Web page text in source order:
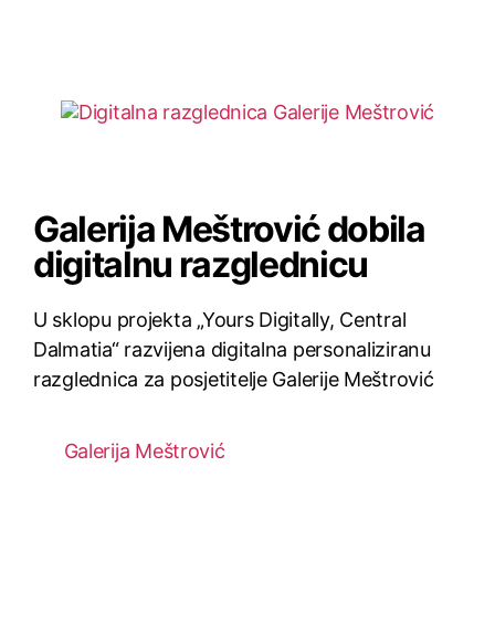
Galerija Meštrović dobila
digitalnu razglednicu
U sklopu projekta „Yours Digitally, Central
Dalmatia“ razvijena digitalna personaliziranu
razglednica za posjetitelje Galerije Meštrović
Galerija Meštrović